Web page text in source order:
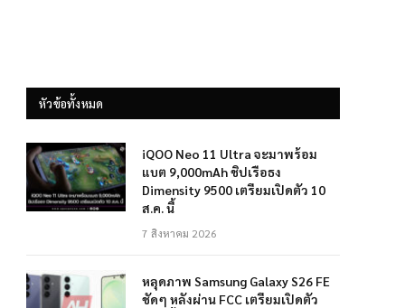
หัวข้อทั้งหมด
iQOO Neo 11 Ultra จะมาพร้อม
แบต 9,000mAh ชิปเรือธง
Dimensity 9500 เตรียมเปิดตัว 10
ส.ค. นี้
7 สิงหาคม 2026
หลุดภาพ Samsung Galaxy S26 FE
ชัดๆ หลังผ่าน FCC เตรียมเปิดตัว